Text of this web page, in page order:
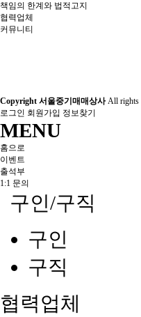
책임의 한계와 법적고지
협력업체
커뮤니티
Copyright 서울중기매매상사All rights
로그인 회원가입 정보찾기
MENU
홈으로
이벤트
출석부
1:1 문의
구인/구직
구인
구직
협력업체